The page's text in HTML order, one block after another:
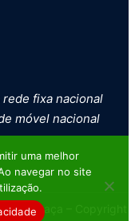
rede fixa nacional
móvel nacional
de Caça – Copyright
uma melhor
navegar no site